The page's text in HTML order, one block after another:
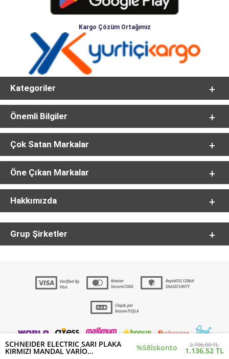
SCHNEIDER ELECTRIC SARI PLAKA
KIRMIZI MANDAL VARİO... %58İskonto 2.706,00 TL
1.136,52 TL
Kargo Çözüm Ortağımız
Kategoriler
Önemli Bilgiler
Çok Satan Markalar
Öne Çıkan Markalar
Hakkımızda
Grup Şirketler